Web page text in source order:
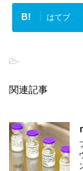
B! はてブ
-
関連記事